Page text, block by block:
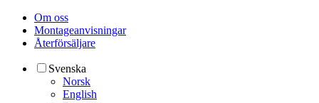
Om oss
Montageanvisningar
Återförsäljare
Svenska
Norsk
English